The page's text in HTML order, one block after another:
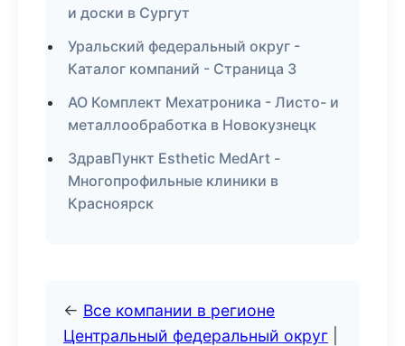
и доски в Сургут
Уральский федеральный округ -
Каталог компаний - Страница 3
АО Комплект Мехатроника - Листо- и
металлообработка в Новокузнецк
ЗдравПункт Esthetic MedArt -
Многопрофильные клиники в
Красноярск
← Все компании в регионе
Центральный федеральный округ